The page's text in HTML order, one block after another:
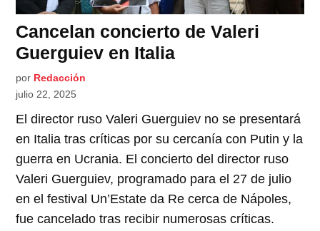
Cancelan concierto de Valeri
Guerguiev en Italia
por Redacción
julio 22, 2025
El director ruso Valeri Guerguiev no se presentará
en Italia tras críticas por su cercanía con Putin y la
guerra en Ucrania. El concierto del director ruso
Valeri Guerguiev, programado para el 27 de julio
en el festival Un’Estate da Re cerca de Nápoles,
fue cancelado tras recibir numerosas críticas.